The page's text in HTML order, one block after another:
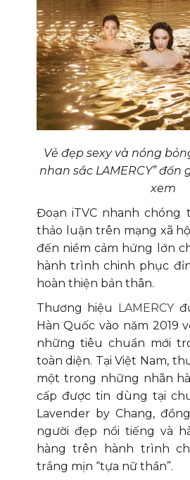
Vẻ đẹp sexy và nóng
nhan sắc LAMERCY”
xem
Đoạn iTVC nhanh chóng
thảo luận trên mạng xã
đến niềm cảm hứng lớn
hành trình chinh phục
hoàn thiện bản thân.
Thương hiệu
LAMERCY
Hàn Quốc vào năm 2019
những tiêu chuẩn mới
toàn diện. Tại Việt Nam,
một trong những nhãn
cấp được tin dùng tại
Lavender by Chang,
người đẹp nổi tiếng và
hàng trên hành trình
trắng mịn “tựa nữ thần”.